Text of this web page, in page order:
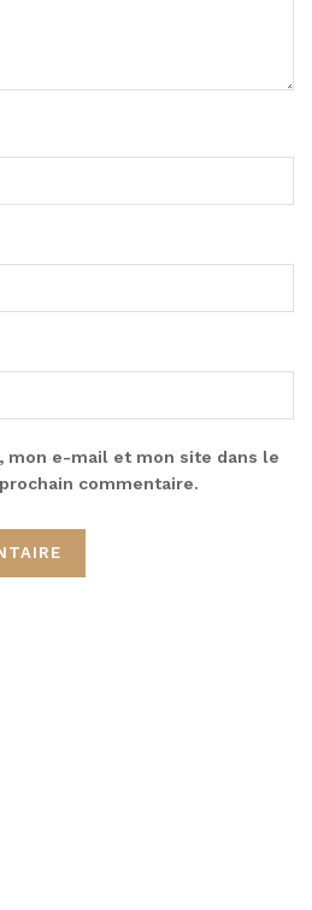
mon e-mail et mon site dans le
commentaire.